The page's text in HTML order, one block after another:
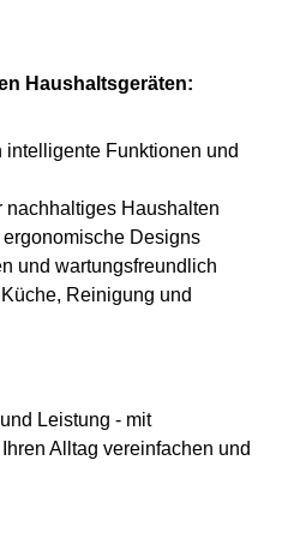
Haushaltsgeräten:
intelligente Funktionen und
nachhaltiges Haushalten
Designs
und wartungsfreundlich
Reinigung und
Leistung - mit
Alltag vereinfachen und